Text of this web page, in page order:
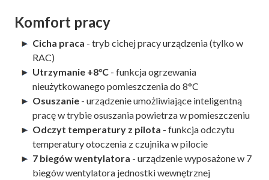
Komfort pracy
Cicha praca - tryb cichej pracy urządzenia (tylko w
RAC)
Utrzymanie +8°C - funkcja ogrzewania
nieużytkowanego pomieszczenia do 8°C
Osuszanie - urządzenie umożliwiające inteligentną
pracę w trybie osuszania powietrza w pomieszczeniu
Odczyt temperatury z pilota - funkcja odczytu
temperatury otoczenia z czujnika w pilocie
7 biegów wentylatora - urządzenie wyposażone w 7
biegów wentylatora jednostki wewnętrznej